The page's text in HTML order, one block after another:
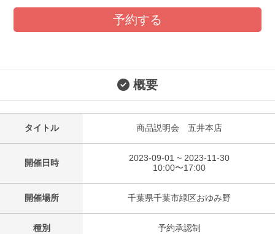
予約する
概要
タイトル 商品説明会 五井本店
開催日時
2023-09-01 ~ 2023-11-30
10:00〜17:00
開催場所 千葉県千葉市緑区おゆみ野
種別 予約承認制